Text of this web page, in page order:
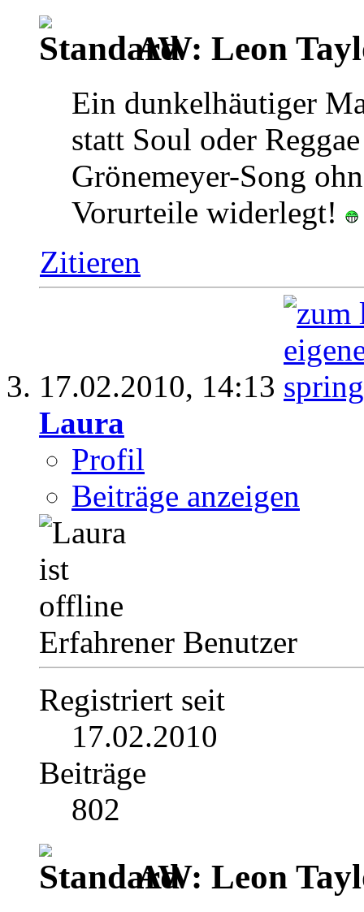
AW: Leon
Ein dunkelhäutiger
statt Soul oder
Grönemeyer-Song
Vorurteile widerlegt!
Zitieren
17.02.2010, 14:13
Laura
Profil
Beiträge anzeigen
Erfahrener Benutzer
Registriert seit
17.02.2010
Beiträge
802
AW: Leon